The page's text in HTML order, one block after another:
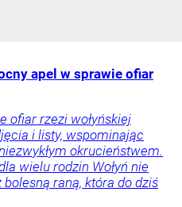
apel w sprawie ofiar
ofiar rzezi wołyńskiej
i listy, wspominając
okrucieństwem.
wielu rodzin Wołyń nie
raną, która do dziś